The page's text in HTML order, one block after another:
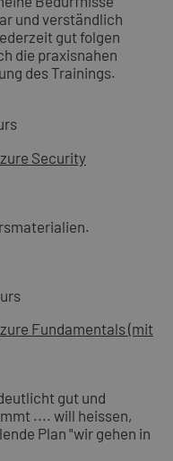
und verständlich
gut folgen
die praxisnahen
des Trainings.
Security
Fundamentals (mit
gut und
.... will heissen,
Plan "wir gehen in